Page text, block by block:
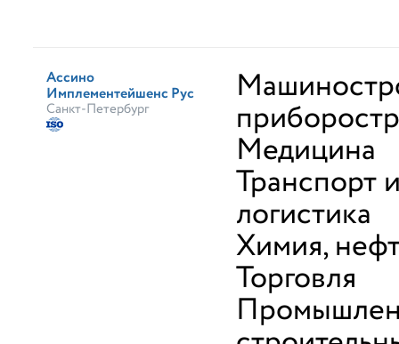
Ассино
Имплементейшенс Рус
Санкт-Петербург
Медицина
Транспорт
логистика
Химия,
Торговля